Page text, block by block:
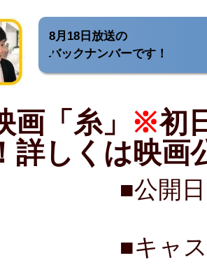
8月18日放送の
バックナンバーです！
「糸」 ※初
詳しくは映画
■公開
■キャ